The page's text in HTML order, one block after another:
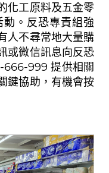
化工原料及五金零
。反恐專責組強
人不尋常地大量購
或微信訊息向反恐
666-999 提供相關
鍵協助，有機會按